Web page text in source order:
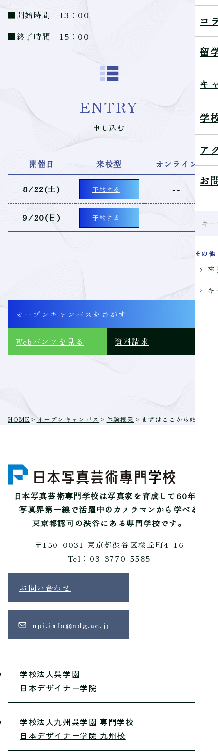
コ
留
キ
学
ア
お
その他
卒
キ
■開始時間 13：00
■終了時間 15：00
ENTRY
申し込む
開催日 来校型 オンライン
8/22(土) 予約する --
9/20(日) 予約する --
オープンキャンパス をさがす
Webパンフ を見る 資料請求
HOME >オープンキャンパス > 体験授業 > まずはここから始めよ
日本写真芸術専門学校は写真家を育成して60年。
写真界第一線で活躍中のカメラマンから学べる
東京都認可の渋谷にある専門学校です。
〒150-0031 東京都渋谷区桜丘町4-16
Tel：03-3770-5585
お問い合わせ
npi.info@ndg.ac.jp
学校法人呉学園
日本デザイナー学院
学校法人九州呉学園 専門学校
日本デザイナー学院 九州校